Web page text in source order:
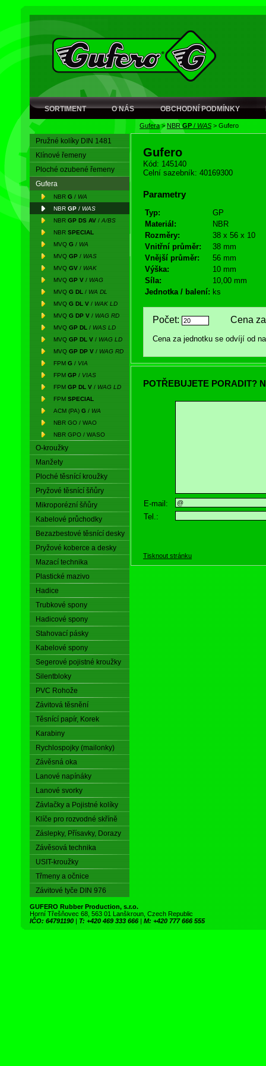
SORTIMENT O NÁS OBCHODNÍ PODMÍNKY
Gufera> NBRGP / WAS > Gufero
Pružné kolíky DIN 1481
Klínové řemeny
Ploché ozubené řemeny
Gufera
NBR G / WA
NBR GP / WAS
NBR GP DS AV / A/BS
NBR SPECIAL
MVQ G / WA
MVQ GP / WAS
MVQ GV / WAK
MVQ GP V / WAG
MVQ G DL / WA DL
MVQ G DL V / WAK LD
MVQ G DP V / WAG RD
MVQ GP DL / WAS LD
MVQ GP DL V / WAG LD
MVQ GP DP V / WAG RD
FPM G / VIA
FPM GP / VIAS
FPM GP DL V / WAG LD
FPM SPECIAL
ACM (PA) G / WA
NBR GO / WAO
NBR GPO / WASO
O-kroužky
Manžety
Ploché těsnící kroužky
Pryžové těsnící šňůry
Mikroporézní šňůry
Kabelové průchodky
Bezazbestové těsnící desky
Pryžové koberce a desky
Mazací technika
Plastické mazivo
Hadice
Trubkové spony
Hadicové spony
Stahovací pásky
Kabelové spony
Segerové pojistné kroužky
Silentbloky
PVC Rohože
Závitová těsnění
Těsnící papír, Korek
Karabiny
Rychlospojky (mailonky)
Závěsná oka
Lanové napínáky
Lanové svorky
Závlačky a Pojistné kolíky
Klíče pro rozvodné skříně
Záslepky, Přísavky, Dorazy
Závěsová technika
USIT-kroužky
Třmeny a očnice
Závitové tyče DIN 976
Gufero
Kód: 145140
Celní sazebník: 40169300
Parametry
Typ:
GP
Materiál:
NBR
Rozměry:
38 x 56 x 10
Vnitřní průměr:
38 mm
Vnější průměr:
56 mm
Výška:
10 mm
Síla:
10,00 mm
Jednotka / balení: ks
Počet: Cena za
Cena za jednotku se odvíjí od
POTŘEBUJETE PORADIT?
E-mail:
Tel.:
Tisknout stránku
GUFERO Rubber Production, s.r.o.
Horní Třešňovec 68, 563 01 Lanškroun, Czech Republic
IČO: 64791190 | T: +420 469 333 666 | M: +420 777 666 555